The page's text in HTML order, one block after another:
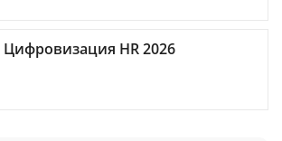
Цифровизация HR 2026